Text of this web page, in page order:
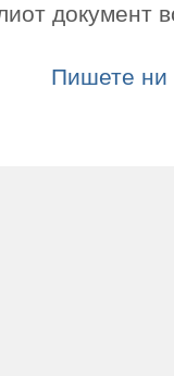
документ
Пишете ни